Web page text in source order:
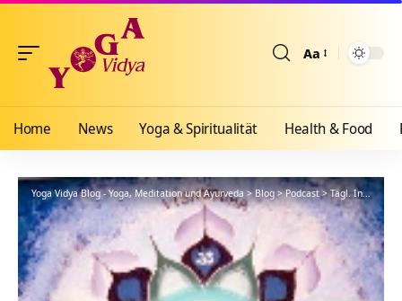
Aa
Home News Yoga & Spiritualität Health & Food
Yoga Vidya Blog - Yoga, Meditation und Ayurveda>Blog>Podcast>Tägl. Inspiration